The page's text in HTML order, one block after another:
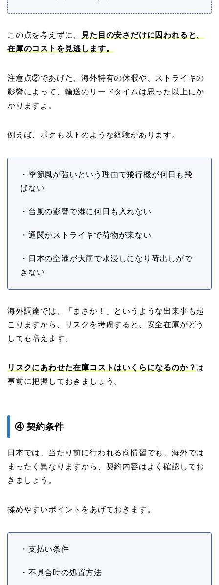
この点を考えずに、
見た目の安さだけに囚われると、
在庫のコストを見逃します。
注意点②であげた、海外特有の休暇や、ストライキの
影響によって、輸送のリードタイムは思った以上にか
かりますよ。
例えば、ボクも以下のような経験があります。
・季節風が強いという理由で飛行機が何日も飛
ばない
・台風の影響で港に何日も入れない
・通関がストライキで荷物が来ない
・日本の空港が大雨で水浸しになり荷出しがで
きない
海外調達では、「まさか！」というような出来事も起
こりますから、リスクを考慮すると、安全在庫がどう
しても増えます。
リスクにあわせた在庫コストはいくらになるのか？ は
事前に把握しておきましょう。
④契約条件
日本では、当たり前に行われる商慣習でも、海外では
まったく異なりますから、契約内容はよく確認してお
きましょう。
揉めやすいポイントをあげておきます。
・支払い条件
・不具合時の処置方法